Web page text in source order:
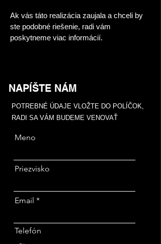
Ak vás táto realizácia zaujala a chceli by
ste podobné riešenie, radi vám
poskytneme viac informácií.
NAPÍŠTE NÁM
POTREBNÉ ÚDAJE VLOŽTE DO POLÍČOK,
RADI SA VÁM BUDEME VENOVAŤ
Meno
Priezvisko
Email
Telefón